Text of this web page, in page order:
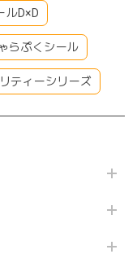
ルD×D
らぷくシール
ティーシリーズ